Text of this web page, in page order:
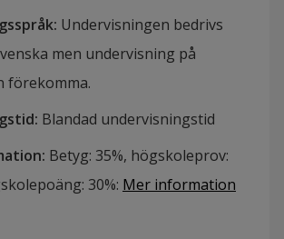
: Undervisningen bedrivs
men undervisning på
förekomma.
: Blandad undervisningstid
: Betyg: 35%, högskoleprov:
30%: Mer information